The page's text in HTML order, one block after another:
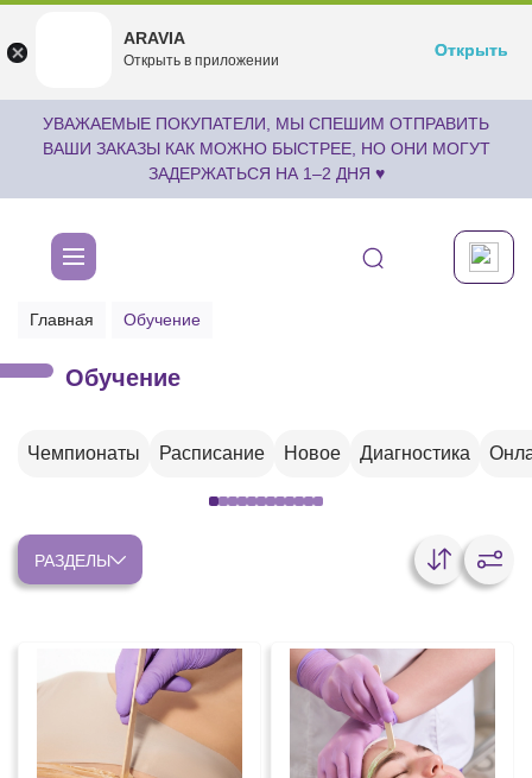
undefined
Бесплатноru.aravia.new
Открыть
УВАЖАЕМЫЕ ПОКУПАТЕЛИ, МЫ СПЕШИМ ОТПРАВИТЬ
ВАШИ ЗАКАЗЫ КАК МОЖНО БЫСТРЕЕ, НО ОНИ МОГУТ
ЗАДЕРЖАТЬСЯ НА 1–2 ДНЯ ♥
Главная Обучение
Обучение
Чемпионаты Расписание Новое Диагностика
РАЗДЕЛЫ
ARAVIA
Открыть в приложении
Открыть